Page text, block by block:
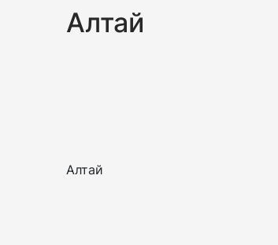
Алтай
Алтай